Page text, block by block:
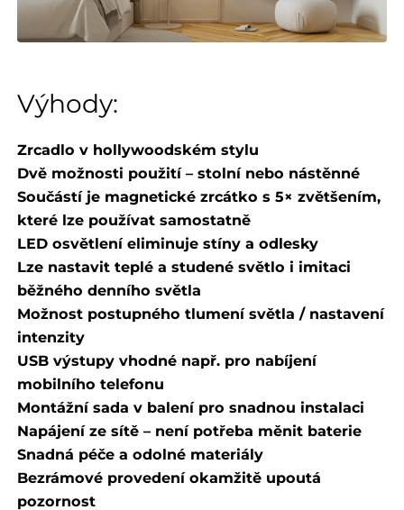
Výhody:
Zrcadlo v hollywoodském stylu
Dvě možnosti použití – stolní nebo nástěnné
Součástí je magnetické zrcátko s 5× zvětšením,
které lze používat samostatně
LED osvětlení eliminuje stíny a odlesky
Lze nastavit teplé a studené světlo i imitaci
běžného denního světla
Možnost postupného tlumení světla / nastavení
intenzity
USB výstupy vhodné např. pro nabíjení
mobilního telefonu
Montážní sada v balení pro snadnou instalaci
Napájení ze sítě – není potřeba měnit baterie
Snadná péče a odolné materiály
Bezrámové provedení okamžitě upoutá
pozornost